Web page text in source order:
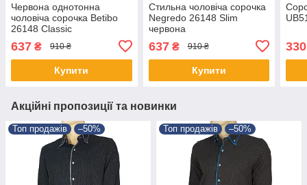
Червона однотонна
чоловіча сорочка Betibo
26148 Classic
637 ₴ 910 ₴
Купити
Стильна чоловіча сорочка
Negredo 26148 Slim
червона
637₴ 910 ₴
Купити
330
Акційні пропозиції та новинки
Топ продажів –50% Топ продажів –50%